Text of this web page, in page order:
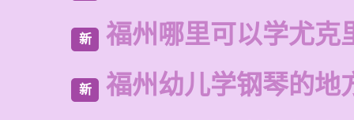
新 福州哪里可以学尤克
新 福州幼儿学钢琴的地